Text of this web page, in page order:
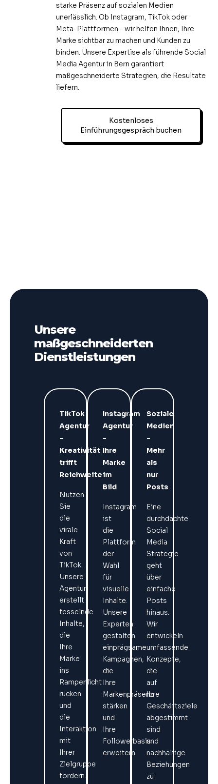
starke Präsenz auf sozialen Medien
unerlässlich. Ob Instagram, TikTok oder
Meta-Plattformen – wir helfen Ihnen, Ihre
Marke sichtbar zu machen und Kunden zu
binden. Unsere Expertise als führende Social
Media Agentur in Bern garantiert
maßgeschneiderte Strategien, die Resultate
liefern.
Kostenloses
Einführungsgespräch buchen
Unsere
maßgeschneiderten
Dienstleistungen
TikTok
Agentur
-
Kreativität
trifft
Reichweite
Nutzen
Sie
die
virale
Kraft
von
TikTok.
Unsere
Agentur
erstellt
fesselnde
Inhalte,
die
Ihre
Marke
ins
Rampenlicht
rücken
und
die
Interaktion
mit
Ihrer
Zielgruppe
fördern.
Instagram
Agentur
-
Ihre
Marke
im
Bild
Instagram
ist
die
Plattform
der
Wahl
für
visuelle
Inhalte.
Unsere
Experten
gestalten
einprägsame
Kampagnen,
die
Ihre
Markenpräsenz
stärken
und
Ihre
Followerbasis
erweitern.
Soziale
Medien
-
Mehr
als
nur
Posts
Eine
durchdachte
Social
Media
Strategie
geht
über
einfache
Posts
hinaus.
Wir
entwickeln
umfassende
Konzepte,
die
auf
Ihre
Geschäftsziele
abgestimmt
sind
und
nachhaltige
Beziehungen
zu